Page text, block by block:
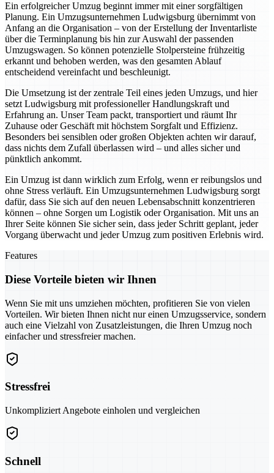
Ein erfolgreicher Umzug beginnt immer mit einer sorgfältigen
Planung. Ein Umzugsunternehmen Ludwigsburg übernimmt von
Anfang an die Organisation – von der Erstellung der Inventarliste
über die Terminplanung bis hin zur Auswahl der passenden
Umzugswagen. So können potenzielle Stolpersteine frühzeitig
erkannt und behoben werden, was den gesamten Ablauf
entscheidend vereinfacht und beschleunigt.
Die Umsetzung ist der zentrale Teil eines jeden Umzugs, und hier
setzt Ludwigsburg mit professioneller Handlungskraft und
Erfahrung an. Unser Team packt, transportiert und räumt Ihr
Zuhause oder Geschäft mit höchstem Sorgfalt und Effizienz.
Besonders bei sensiblen oder großen Objekten achten wir darauf,
dass nichts dem Zufall überlassen wird – und alles sicher und
pünktlich ankommt.
Ein Umzug ist dann wirklich zum Erfolg, wenn er reibungslos und
ohne Stress verläuft. Ein Umzugsunternehmen Ludwigsburg sorgt
dafür, dass Sie sich auf den neuen Lebensabschnitt konzentrieren
können – ohne Sorgen um Logistik oder Organisation. Mit uns an
Ihrer Seite können Sie sicher sein, dass jeder Schritt geplant, jeder
Vorgang überwacht und jeder Umzug zum positiven Erlebnis wird.
Features
Diese Vorteile bieten wir Ihnen
Wenn Sie mit uns umziehen möchten, profitieren Sie von vielen
Vorteilen. Wir bieten Ihnen nicht nur einen Umzugsservice, sondern
auch eine Vielzahl von Zusatzleistungen, die Ihren Umzug noch
einfacher und stressfreier machen.
Stressfrei
Unkompliziert Angebote einholen und vergleichen
Schnell